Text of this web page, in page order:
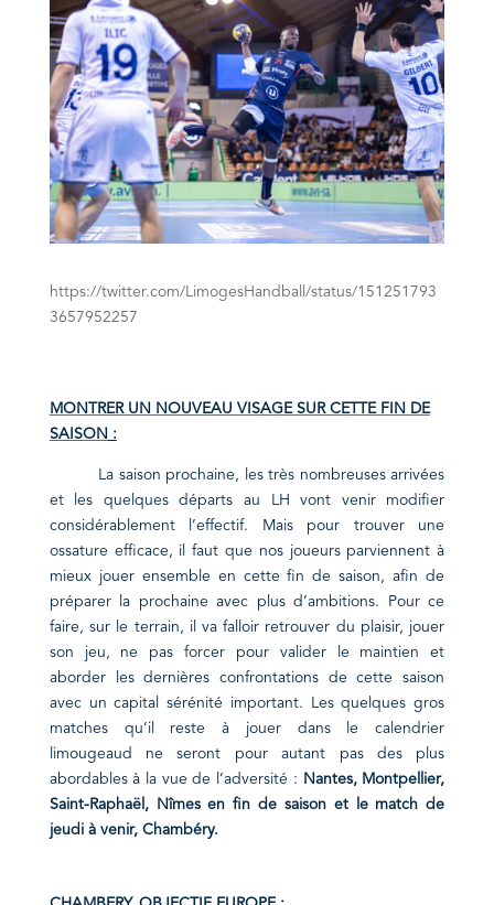
https://twitter.com/LimogesHandball/status/151251793
3657952257
MONTRER UN NOUVEAU VISAGE SUR CETTE FIN DE
SAISON :
La saison prochaine, les très nombreuses arrivées
et les quelques départs au LH vont venir modifier
considérablement l’effectif. Mais pour trouver une
ossature efficace, il faut que nos joueurs parviennent à
mieux jouer ensemble en cette fin de saison, afin de
préparer la prochaine avec plus d’ambitions. Pour ce
faire, sur le terrain, il va falloir retrouver du plaisir, jouer
son jeu, ne pas forcer pour valider le maintien et
aborder les dernières confrontations de cette saison
avec un capital sérénité important. Les quelques gros
matches qu’il reste à jouer dans le calendrier
limougeaud ne seront pour autant pas des plus
abordables à la vue de l’adversité : Nantes, Montpellier,
Saint-Raphaël, Nîmes en fin de saison et le match de
jeudi à venir, Chambéry.